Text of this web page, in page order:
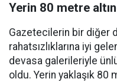
Yerin 80 metre
Gazetecilerin bir diğer
rahatsızlıklarına iyi
devasa galerileriyle
oldu. Yerin yaklaşık 80